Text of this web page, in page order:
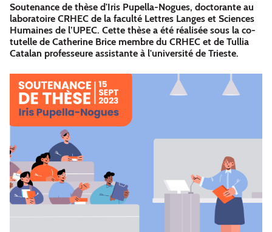
Soutenance de thèse d'Iris Pupella-Nogues, doctorante au
laboratoire CRHEC de la faculté Lettres Langes et Sciences
Humaines de l’UPEC. Cette thèse a été réalisée sous la co-
tutelle de Catherine Brice membre du CRHEC et de Tullia
Catalan professeure assistante à l'université de Trieste.